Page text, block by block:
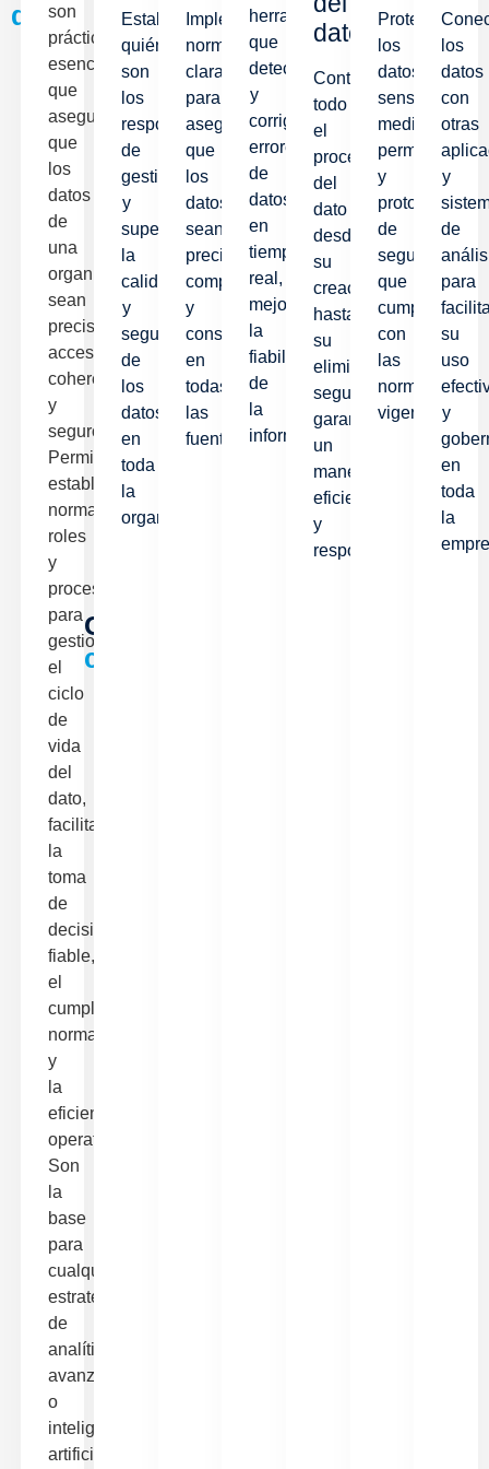
dato?
son
prácticas
esenciales
que
aseguran
que
los
datos
de
una
organización
sean
precisos,
accesibles,
coherentes
y
seguros.
Permiten
establecer
normas,
roles
y
procesos
para
gestionar
el
ciclo
de
vida
del
dato,
facilitando
la
toma
de
decisiones
fiable,
el
cumplimiento
normativo
y
la
eficiencia
operativa.
Son
la
base
para
cualquier
estrategia
de
analítica
avanzada
o
inteligencia
artificial.
Características
clave
Establece
quiénes
son
los
responsables
de
gestionar
y
supervisar
la
calidad
y
seguridad
de
los
datos
en
toda
la
organización.
Implementa
normas
claras
para
asegurar
que
los
datos
sean
precisos,
completos
y
consistentes
en
todas
las
fuentes.
herramientas
que
detectan
y
corrigen
errores
de
datos
en
tiempo
real,
mejorando
la
fiabilidad
de
la
información.
dato
Controla
todo
el
proceso
del
dato
desde
su
creación
hasta
su
eliminación
segura,
garantizando
un
manejo
eficiente
y
responsable.
Protege
los
datos
sensibles
mediante
permisos
y
protocolos
de
seguridad
que
cumplen
con
las
normativas
vigentes.
los
datos
con
otras
y
de
para
su
uso
y
en
toda
la